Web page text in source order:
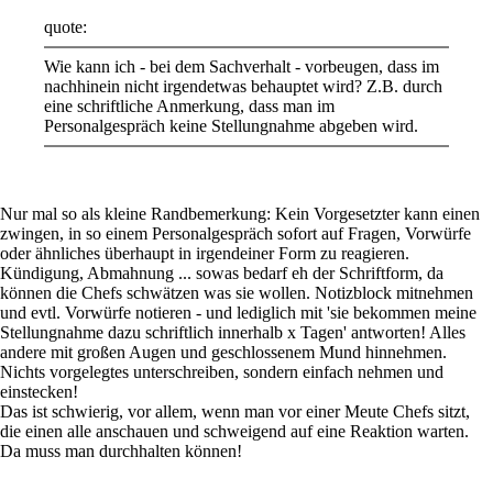
quote:
Wie kann ich - bei dem Sachverhalt - vorbeugen, dass im
nachhinein nicht irgendetwas behauptet wird? Z.B. durch
eine schriftliche Anmerkung, dass man im
Personalgespräch keine Stellungnahme abgeben wird.
Nur mal so als kleine Randbemerkung: Kein Vorgesetzter kann einen
zwingen, in so einem Personalgespräch sofort auf Fragen, Vorwürfe
oder ähnliches überhaupt in irgendeiner Form zu reagieren.
Kündigung, Abmahnung ... sowas bedarf eh der Schriftform, da
können die Chefs schwätzen was sie wollen. Notizblock mitnehmen
und evtl. Vorwürfe notieren - und lediglich mit 'sie bekommen meine
Stellungnahme dazu schriftlich innerhalb x Tagen' antworten! Alles
andere mit großen Augen und geschlossenem Mund hinnehmen.
Nichts vorgelegtes unterschreiben, sondern einfach nehmen und
einstecken!
Das ist schwierig, vor allem, wenn man vor einer Meute Chefs sitzt,
die einen alle anschauen und schweigend auf eine Reaktion warten.
Da muss man durchhalten können!